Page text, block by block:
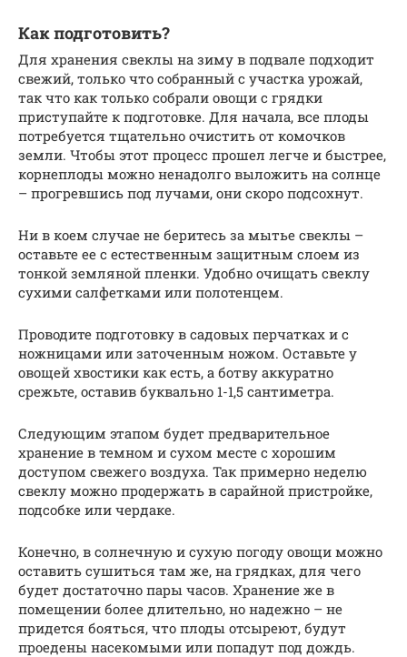
Как подготовить?
Для хранения свеклы на зиму в подвале подходит
свежий, только что собранный с участка урожай,
так что как только собрали овощи с грядки
приступайте к подготовке. Для начала, все плоды
потребуется тщательно очистить от комочков
земли. Чтобы этот процесс прошел легче и быстрее,
корнеплоды можно ненадолго выложить на солнце
– прогревшись под лучами, они скоро подсохнут.
Ни в коем случае не беритесь за мытье свеклы –
оставьте ее с естественным защитным слоем из
тонкой земляной пленки. Удобно очищать свеклу
сухими салфетками или полотенцем.
Проводите подготовку в садовых перчатках и с
ножницами или заточенным ножом. Оставьте у
овощей хвостики как есть, а ботву аккуратно
срежьте, оставив буквально 1-1,5 сантиметра.
Следующим этапом будет предварительное
хранение в темном и сухом месте с хорошим
доступом свежего воздуха. Так примерно неделю
свеклу можно продержать в сарайной пристройке,
подсобке или чердаке.
Конечно, в солнечную и сухую погоду овощи можно
оставить сушиться там же, на грядках, для чего
будет достаточно пары часов. Хранение же в
помещении более длительно, но надежно – не
придется бояться, что плоды отсыреют, будут
проедены насекомыми или попадут под дождь.